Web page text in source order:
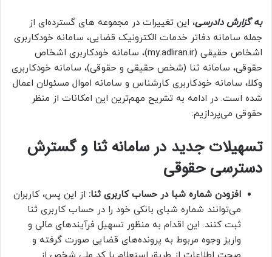
به گزارش دادرسی، این تغییرات در مجموعه های گسترده‌ای از
جمله سامانه دفاتر خدمات الکترونیک قضایی، سامانه خودکاربری
اشخاص حقیقی (my.adliran.ir)، سامانه خودکاربری اشخاص
حقوقی، سامانه ثنا (شخص حقیقی و حقوقی)، سامانه خودکاربری
وکلا، سامانه خودکاربری کارشناس و سامانه اموال مسئولان اعمال
شده است. در ادامه به تشریح مهم‌ترین این امکانات از منظر
حقوقی می‌پردازیم:
تسهیلات جدید در سامانه ثنا و گسترش
دسترسی حقوقی
افزودن شماره شبا در حساب کاربری ثنا: از این پس، کاربران
می‌توانند شماره شبای بانکی خود را در حساب کاربری ثنا
ثبت کنند. این اقدام به منظور تسهیل فرآیندهای مالی و
واریز وجوه مربوط به پرونده‌های قضایی صورت گرفته و